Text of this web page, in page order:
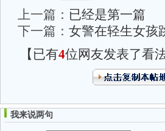
上一篇： 已经是第一篇
下一篇： 女警在轻生女孩
【已有4位网友发表了看
我来说两句